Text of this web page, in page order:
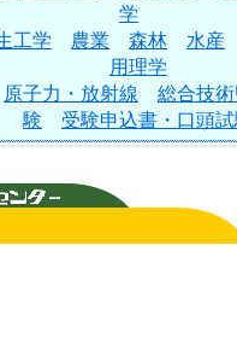
学
工学 農業 森林
水産
用理学
原子力・放射線
総合技
験
受験申込書・口頭